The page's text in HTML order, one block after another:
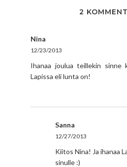
2
Nina
12/23/2013
Ihanaa joulua teillekin sinne
Lapissa eli lunta on!
Sanna
12/27/2013
Kiitos Nina! Ja ihanaa
sinulle :)